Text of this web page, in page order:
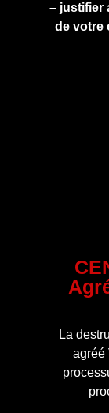
– justifier
de votre
La
agréé